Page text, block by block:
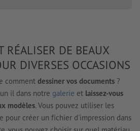
RÉALISER DE BEAUX
DIVERSES OCCASIONS
comment dessiner vos documents ?
il dans notre galerie et laissez-vous
modèles. Vous pouvez utiliser les
pour créer un fichier d'impression dans